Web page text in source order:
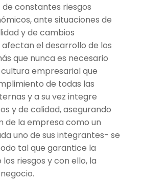
de constantes riesgos
ante situaciones de
y de cambios
el desarrollo de los
que nunca es necesario
empresarial que
de todas las
y a su vez integre
y de calidad, asegurando
de la empresa como un
uno de sus integrantes- se
tal que garantice la
riesgos y con ello, la